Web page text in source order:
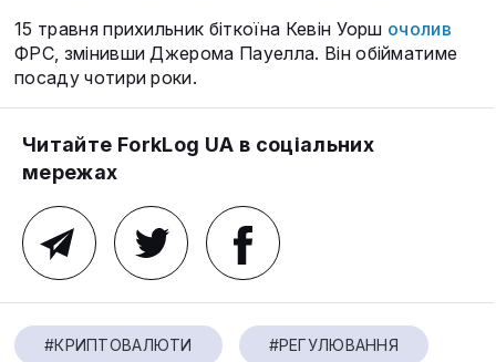
15 травня прихильник біткоїна Кевін Уорш очолив
ФРС, змінивши Джерома Пауелла. Він обійматиме
посаду чотири роки.
Читайте ForkLog UA в соціальних
мережах
#КРИПТОВАЛЮТИ #РЕГУЛЮВАННЯ